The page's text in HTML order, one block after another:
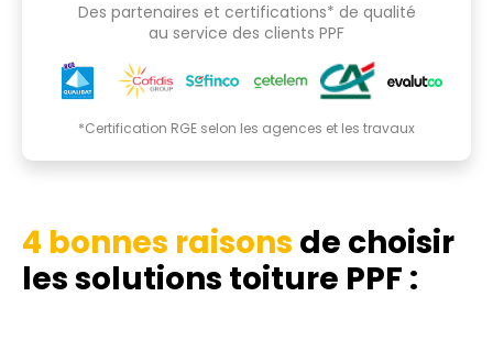
Des partenaires et certifications* de qualité
au service des clients PPF
*Certification RGE selon les agences et les travaux
4 bonnes raisons de choisir
lessolutions toiture PPF :